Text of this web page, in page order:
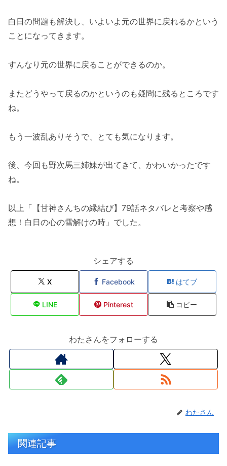
白日の問題も解決し、いよいよ元の世界に戻れるかという
ことになってきます。
すんなり元の世界に戻ることができるのか。
またどうやって戻るのかというのも疑問に残るところです
ね。
もう一波乱ありそうで、とても気になります。
後、今回も野次馬三姉妹が出てきて、かわいかったです
ね。
以上「【甘神さんちの縁結び】79話ネタバレと考察や感
想！白日の心の雪解けの時」でした。
シェアする
X Facebook はてブ
LINE Pinterest コピー
わたさんをフォローする
わたさん
関連記事